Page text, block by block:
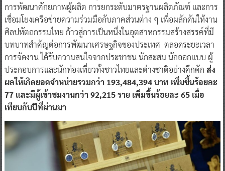
การพัฒนาศักยภาพผู้ผลิต การยกระดับมาตรฐานผลิตภัณฑ์ และการ
เชื่อมโยงเครือข่ายความร่วมมือกับภาคส่วนต่าง ๆ เพื่อผลักดันให้งาน
ศิลปหัตถกรรมไทย ก้าวสู่การเป็นหนึ่งในอุตสาหกรรมสร้างสรรค์ที่มี
บทบาทสำคัญต่อการพัฒนาเศรษฐกิจของประเทศ ตลอดระยะเวลา
การจัดงาน ได้รับความสนใจจากประชาชน นักสะสม นักออกแบบ ผู้
ประกอบการและนักท่องเที่ยวทั้งชาวไทยและต่างชาติอย่างคึกคัก ส่ง
ผลให้เกิดยอดจำหน่ายรวมกว่า 193,484,394 บาท เพิ่มขึ้นร้อยละ
77 และมีผู้เข้าชมงานกว่า 92,215 ราย เพิ่มขึ้นร้อยละ 65 เมื่อ
เทียบกับปีที่ผ่านมา